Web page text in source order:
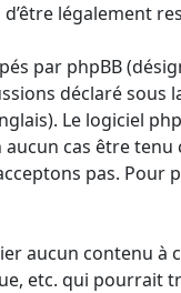
légalement
par phpBB
déclaré sous
Le logiciel
aucun cas être
pas.
aucun contenu
etc. qui pourrait